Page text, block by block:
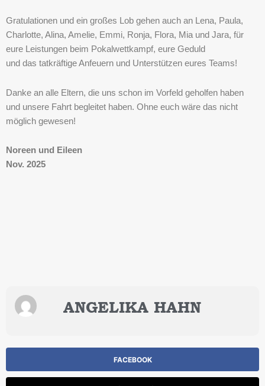
Gratulationen und ein großes Lob gehen auch an Lena, Paula,
Charlotte, Alina, Amelie, Emmi, Ronja, Flora, Mia und Jara, für
eure Leistungen beim Pokalwettkampf, eure Geduld
und das tatkräftige Anfeuern und Unterstützen eures Teams!
Danke an alle Eltern, die uns schon im Vorfeld geholfen haben
und unsere Fahrt begleitet haben. Ohne euch wäre das nicht
möglich gewesen!
Noreen und Eileen
Nov. 2025
ANGELIKA HAHN
FACEBOOK